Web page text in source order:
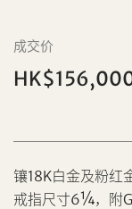
成交价
镶18K白金及粉红
戒指尺寸6¼，附